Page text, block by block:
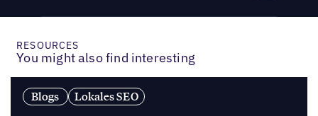
RESOURCES
You might also find interesting
Blogs Lokales SEO